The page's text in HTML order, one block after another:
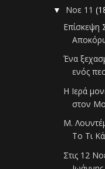
▼ Νοε 11
Επίσκεψη
Ένα
ενός
Η Ιερά
στον
Μ.
Το Τι
Στις 12